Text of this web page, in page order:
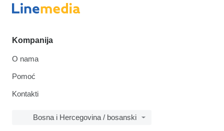
Kompanija
O nama
Pomoć
Kontakti
Bosna i Hercegovina / bosanski